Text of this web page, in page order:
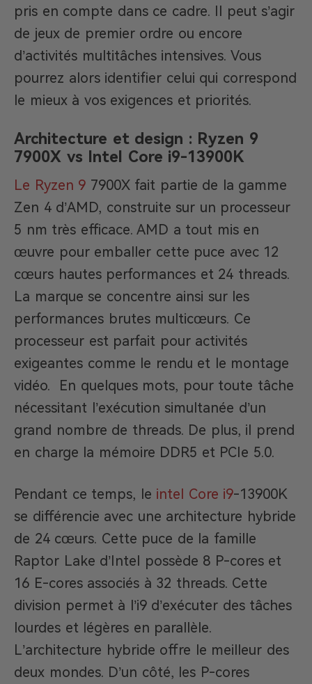
pris en compte dans ce cadre. Il peut s’agir
de jeux de premier ordre ou encore
d’activités multitâches intensives. Vous
pourrez alors identifier celui qui correspond
le mieux à vos exigences et priorités.
Architecture et design : Ryzen 9
7900X vs Intel Core i9-13900K
Le Ryzen 9 7900X fait partie de la gamme
Zen 4 d’AMD, construite sur un processeur
5 nm très efficace. AMD a tout mis en
œuvre pour emballer cette puce avec 12
cœurs hautes performances et 24 threads.
La marque se concentre ainsi sur les
performances brutes multicœurs. Ce
processeur est parfait pour activités
exigeantes comme le rendu et le montage
vidéo. En quelques mots, pour toute tâche
nécessitant l’exécution simultanée d’un
grand nombre de threads. De plus, il prend
en charge la mémoire DDR5 et PCIe 5.0.
Pendant ce temps, le intel Core i9-13900K
se différencie avec une architecture hybride
de 24 cœurs. Cette puce de la famille
Raptor Lake d’Intel possède 8 P-cores et
16 E-cores associés à 32 threads. Cette
division permet à l’i9 d’exécuter des tâches
lourdes et légères en parallèle.
L’architecture hybride offre le meilleur des
deux mondes. D’un côté, les P-cores